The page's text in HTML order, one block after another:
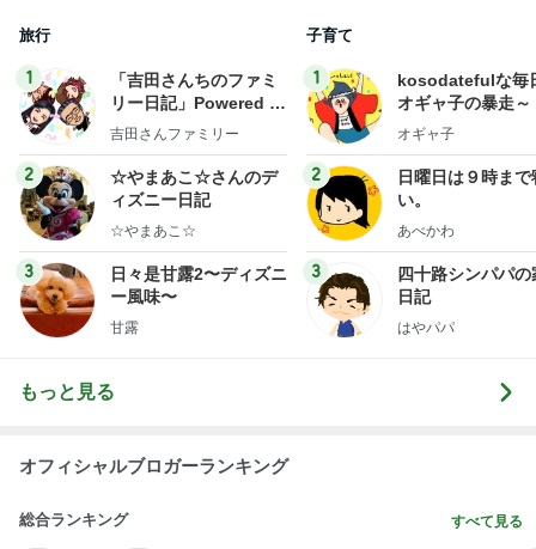
旅行
1
「吉田さんちのファミ
リー日記」Powered b
y Ameba 吉田さんファ
ログ
吉田さんファミリー
2
☆やまあこ☆さんのデ
ィズニー日記
☆やまあこ☆
3
日々是甘露2〜ディズニ
ー風味〜
甘露
子育て
1
kosodatefulな毎
オギャ子の暴走～
オギャ子
2
日曜日は９時まで
い。
あべかわ
3
四十路シンパパの
日記
はやパパ
もっと見る
オフィシャルブロガーランキング
総合ランキング すべて見る